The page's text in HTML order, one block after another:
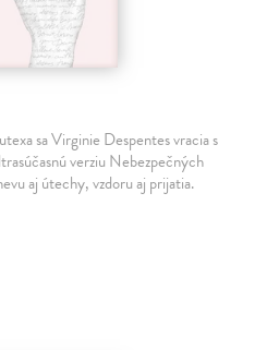
sa Virginie Despentes vracia s
verziu Nebezpečných
aj útechy, vzdoru aj prijatia.